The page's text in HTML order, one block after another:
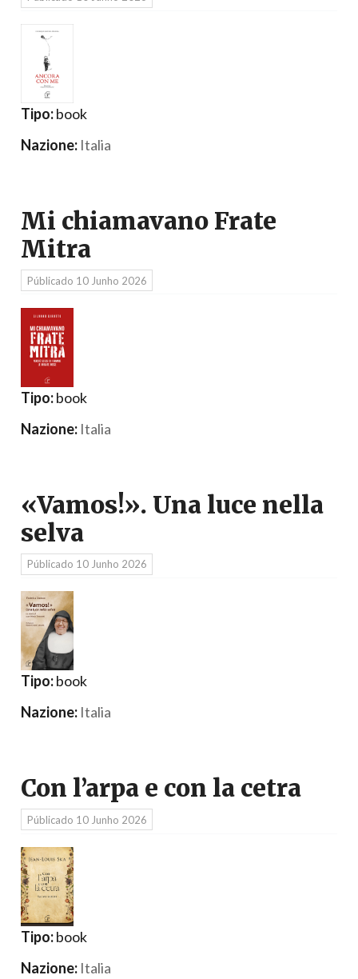
Tipo:book
Nazione: Italia
Mi chiamavano Frate
Mitra
Públicado 10 Junho 2026
Tipo:book
Nazione: Italia
«Vamos!». Una luce nella
selva
Públicado 10 Junho 2026
Tipo:book
Nazione: Italia
Con l’arpa e con la cetra
Públicado 10 Junho 2026
Tipo:book
Nazione: Italia